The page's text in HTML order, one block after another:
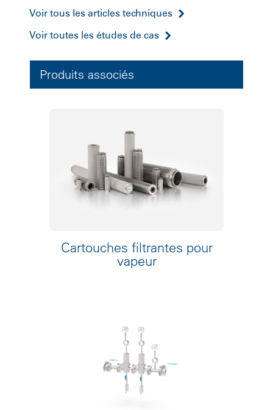
Voir tous les articles techniques
Voir toutes les études de cas
Produits associés
Cartouches filtrantes pour
vapeur